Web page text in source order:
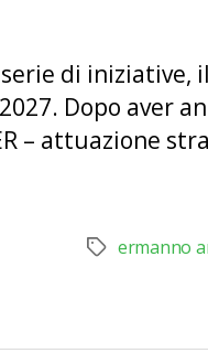
di
Dopo aver
– attuazione
Tagermanno